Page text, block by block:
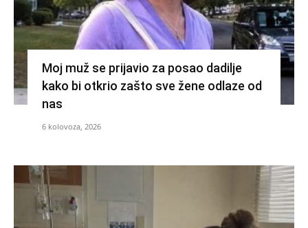
Moj muž se prijavio za posao dadilje
kako bi otkrio zašto sve žene odlaze od
nas
6 kolovoza, 2026